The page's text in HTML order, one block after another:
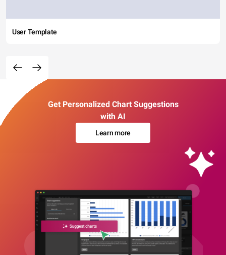
User Template
Get Personalized Chart Suggestions
with AI
Learn more